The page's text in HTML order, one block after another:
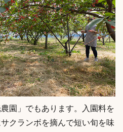
園」でもあります。入園料を
クランボを摘んで短い旬を味